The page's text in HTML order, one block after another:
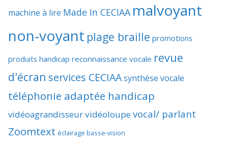
machine à lire Made In CECIAA malvoyant
non-voyant plage braille promotions
produits handicap reconnaissance vocale revue
d'écran services CECIAAsynthèse vocale
téléphonie adaptée handicap
vidéoagrandisseurvidéoloupevocal/ parlant
Zoomtext éclairage basse-vision